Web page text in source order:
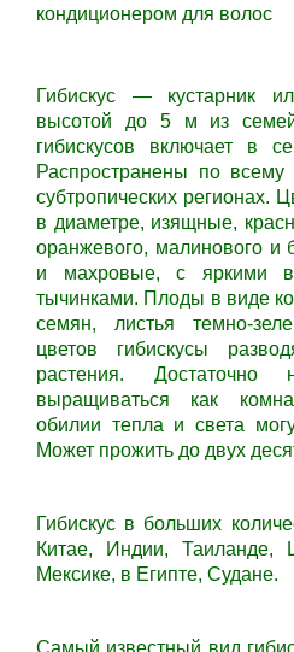
кондиционером для волос
Гибискус — кустарник
высотой до 5 м из
гибискусов включает в
Распространены по
субтропических регионах.
в диаметре, изящные,
оранжевого, малинового и
и махровые, с яркими
тычинками. Плоды в виде
семян, листья темно-
цветов гибискусы
растения. Достаточно
выращиваться как
обилии тепла и света
Может прожить до двух
Гибискус в больших
Китае, Индии,
Мексике, в Египте, Судане.
Самый известный вид